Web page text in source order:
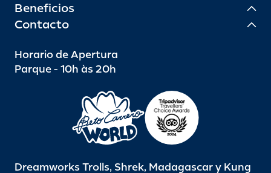
Beneficios
Contacto
Horario de Apertura
Parque - 10h às 20h
Dreamworks Trolls, Shrek, Madagascar y Kung